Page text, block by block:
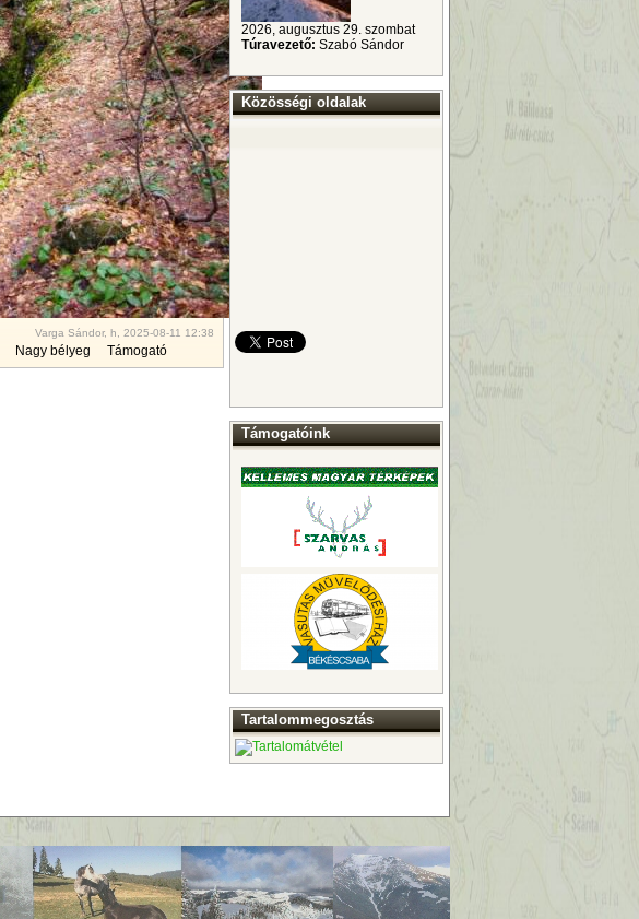
Varga Sándor, h, 2025-08-11 12:38
Nagy bélyeg Támogató
2026, augusztus 29. szombat
Túravezető: Szabó Sándor
Közösségi oldalak
Támogatóink
Tartalommegosztás